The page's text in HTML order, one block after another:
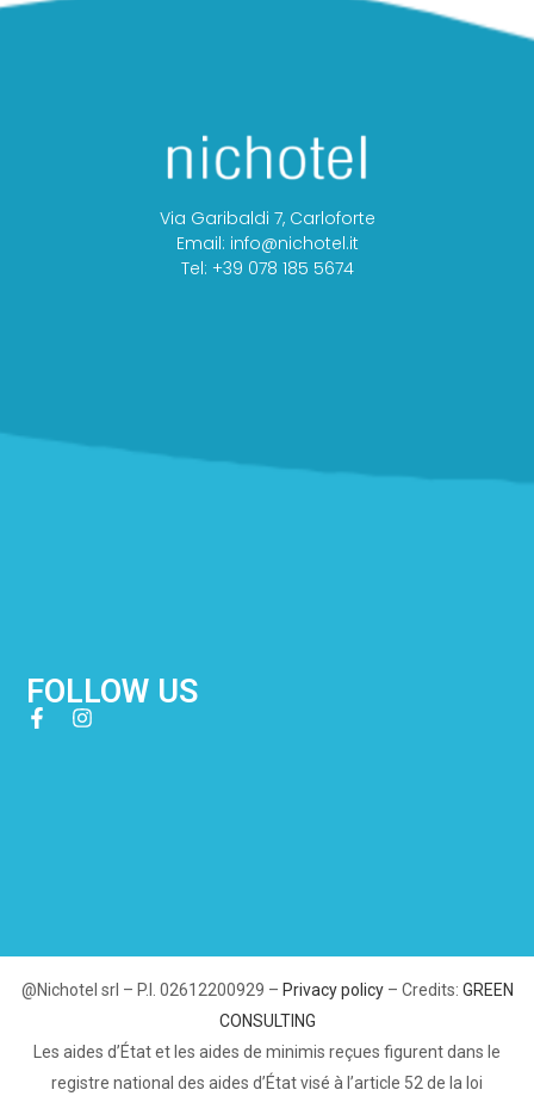
Via Garibaldi 7, Carloforte
Email: info@nichotel.it
Tel: +39 078 185 5674
FOLLOW US
@Nichotel srl – P.I. 02612200929 – Privacy policy– Credits: GREEN
CONSULTING
Les aides d’État et les aides de minimis reçues figurent dans le
registre national des aides d’État visé à l’article 52 de la loi